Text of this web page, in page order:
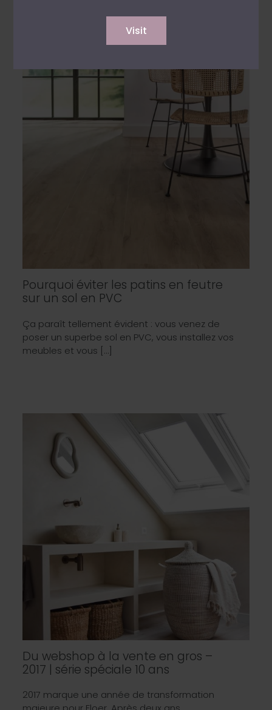
Pourquoi éviter les patins en feutre
sur un sol en PVC
Ça paraît tellement évident : vous venez de
poser un superbe sol en PVC, vous installez vos
meubles et vous […]
Du webshop à la vente en gros –
2017 | série spéciale 10 ans
2017 marque une année de transformation
Visit